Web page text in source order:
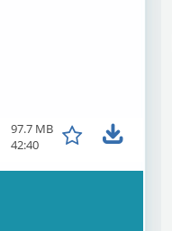
97.7 MB
42:40